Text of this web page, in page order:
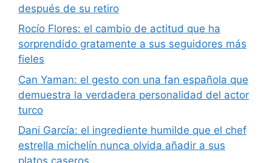
después de su retiro
Rocío Flores: el cambio de actitud que ha
sorprendido gratamente a sus seguidores más
fieles
Can Yaman: el gesto con una fan española que
demuestra la verdadera personalidad del actor
turco
Dani García: el ingrediente humilde que el chef
estrella michelín nunca olvida añadir a sus